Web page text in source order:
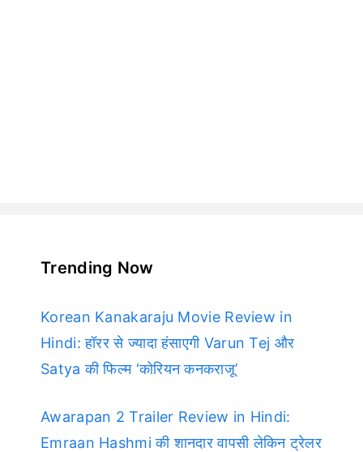
Trending Now
Korean Kanakaraju Movie Review in
Hindi: हॉरर से ज्यादा हंसाएगी Varun Tej और
Satya की फिल्म ‘कोरियन कनकराजू’
Awarapan 2 Trailer Review in Hindi:
Emraan Hashmi की शानदार वापसी लेकिन ट्रेलर